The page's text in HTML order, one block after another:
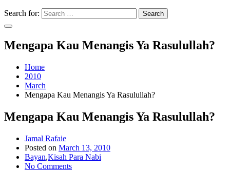
Search for: Search
Mengapa Kau Menangis Ya Rasulullah?
Home
2010
March
Mengapa Kau Menangis Ya Rasulullah?
Mengapa Kau Menangis Ya Rasulullah?
Jamal Rafaie
Posted on March 13, 2010
Bayan,Kisah Para Nabi
No Comments